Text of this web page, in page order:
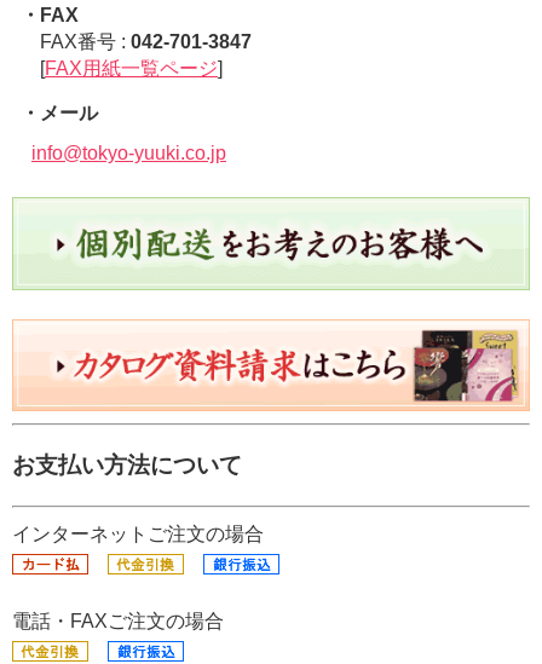
・FAX
FAX番号 : 042-701-3847
[FAX用紙一覧ページ]
・メール
info@tokyo-yuuki.co.jp
お支払い方法について
インターネットご注文の場合
電話・FAXご注文の場合